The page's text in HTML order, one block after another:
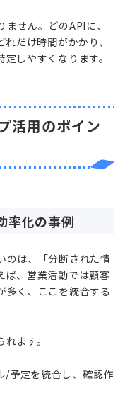
せん。どのAPIに、
だけ時間がかかり、
しやすくなります。
活用のポイン
率化の事例
のは、「分断された情
ば、営業活動では顧客
多く、ここを統合する
ます。
/予定を統合し、確認作